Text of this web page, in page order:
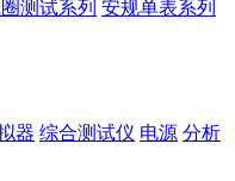
测试系列 安规单表系列
器 综合测试仪 电源 分析